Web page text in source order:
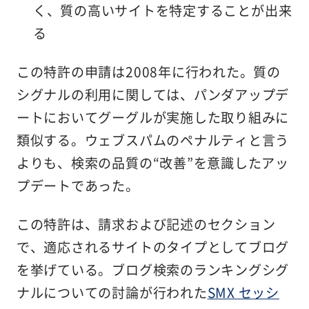
く、質の高いサイトを特定することが出来
る
この特許の申請は2008年に行われた。質の
シグナルの利用に関しては、パンダアップデ
ートにおいてグーグルが実施した取り組みに
類似する。ウェブスパムのペナルティと言う
よりも、検索の品質の“改善”を意識したアッ
プデートであった。
この特許は、請求および記述のセクション
で、適応されるサイトのタイプとしてブログ
を挙げている。ブログ検索のランキングシグ
ナルについての討論が行われたSMX セッシ